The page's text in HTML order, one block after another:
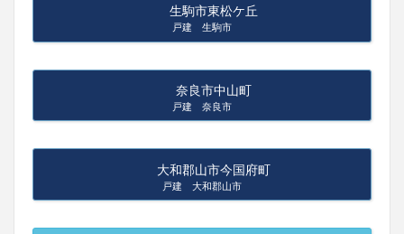
生駒市東松ケ丘
戸建 生駒市
奈良市中山町
戸建 奈良市
大和郡山市今国府町
戸建 大和郡山市